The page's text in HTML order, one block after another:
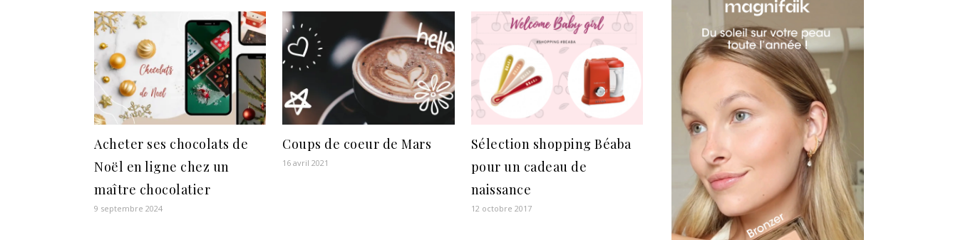
Acheter ses chocolats de
Noël en ligne chez un
maître chocolatier
9 septembre 2024
Coups de coeur de Mars
16 avril 2021
Sélection shopping Béaba
pour un cadeau de
naissance
12 octobre 2017